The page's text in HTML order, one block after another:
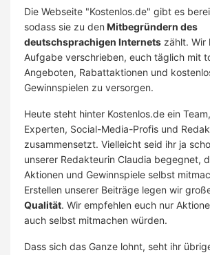
Die Webseite "Kostenlos.de" gibt es
sodass sie zu den Mitbegründern des
deutschsprachigen Internets zählt. Wir
Aufgabe verschrieben, euch täglich mit
Angeboten, Rabattaktionen und
Gewinnspielen zu versorgen.
Heute steht hinter Kostenlos.de ein
Experten, Social-Media-Profis und
zusammensetzt. Vielleicht seid ihr ja
unserer Redakteurin Claudia begegnet,
Aktionen und Gewinnspiele selbst
Erstellen unserer Beiträge legen wir
Qualität. Wir empfehlen euch nur
auch selbst mitmachen würden.
Dass sich das Ganze lohnt, seht ihr